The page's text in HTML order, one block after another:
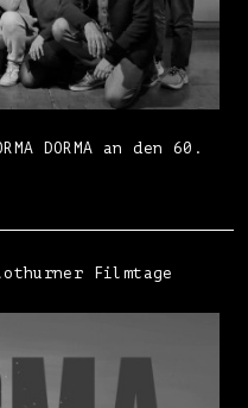
DORMA an den 60.
Filmtage